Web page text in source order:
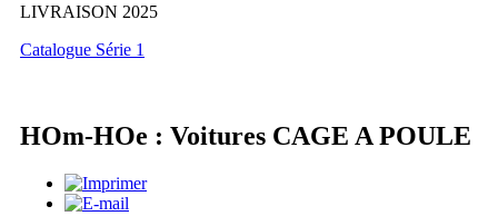
LIVRAISON 2025
Catalogue Série 1
HOm-HOe : Voitures CAGE A POULE